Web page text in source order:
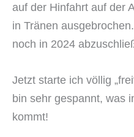
auf der Hinfahrt auf der
in Tränen
noch in 2024
Jetzt starte ich völlig
bin sehr gespannt, was
kommt!